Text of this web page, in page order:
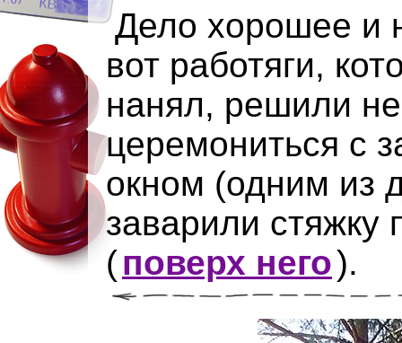
Дело хорошее и
вот работяги,
нанял, решили не
церемониться с
окном (одним из
заварили стяжку
(поверх него).